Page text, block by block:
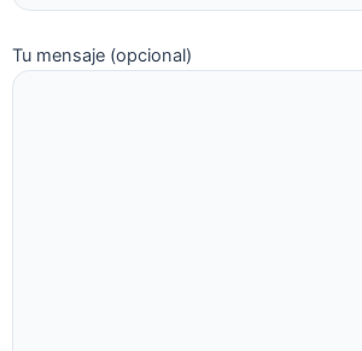
Tu mensaje (opcional)